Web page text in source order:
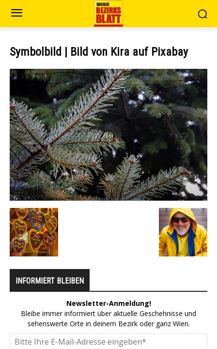
Symbolbild | Bild von Kira auf Pixabay
INFORMIERT BLEIBEN
Newsletter-Anmeldung!
Bleibe immer informiert über aktuelle Geschehnisse und
sehenswerte Orte in deinem Bezirk oder ganz Wien.